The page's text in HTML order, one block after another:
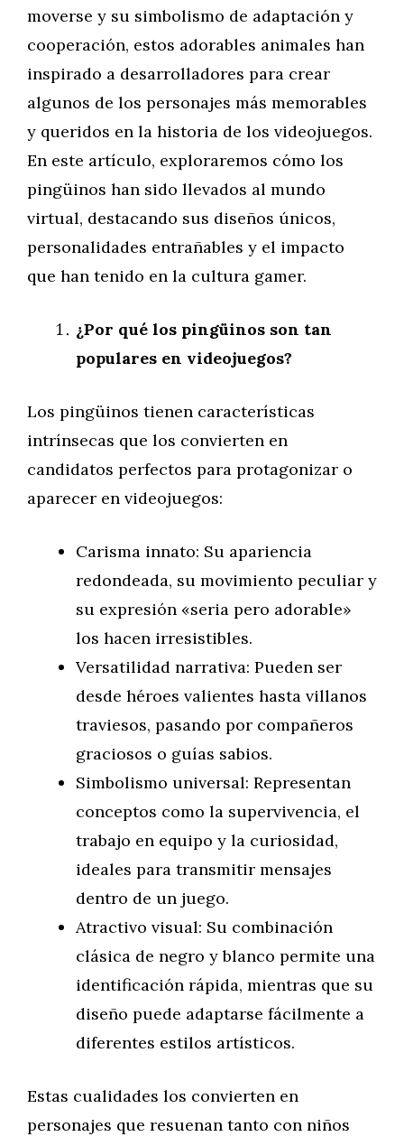
moverse y su simbolismo de adaptación y
cooperación, estos adorables animales han
inspirado a desarrolladores para crear
algunos de los personajes más memorables
y queridos en la historia de los videojuegos.
En este artículo, exploraremos cómo los
pingüinos han sido llevados al mundo
virtual, destacando sus diseños únicos,
personalidades entrañables y el impacto
que han tenido en la cultura gamer.
¿Por qué los pingüinos son tan
populares en videojuegos?
Los pingüinos tienen características
intrínsecas que los convierten en
candidatos perfectos para protagonizar o
aparecer en videojuegos:
Carisma innato: Su apariencia
redondeada, su movimiento peculiar y
su expresión «seria pero adorable»
los hacen irresistibles.
Versatilidad narrativa: Pueden ser
desde héroes valientes hasta villanos
traviesos, pasando por compañeros
graciosos o guías sabios.
Simbolismo universal: Representan
conceptos como la supervivencia, el
trabajo en equipo y la curiosidad,
ideales para transmitir mensajes
dentro de un juego.
Atractivo visual: Su combinación
clásica de negro y blanco permite una
identificación rápida, mientras que su
diseño puede adaptarse fácilmente a
diferentes estilos artísticos.
Estas cualidades los convierten en
personajes que resuenan tanto con niños